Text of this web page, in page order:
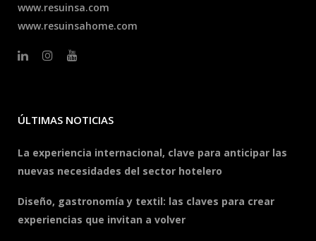
www.resuinsa.com
www.resuinsahome.com
ÚLTIMAS NOTICIAS
La experiencia internacional, clave para anticipar las
nuevas necesidades del sector hotelero
Diseño, gastronomía y textil: las claves para crear
experiencias que invitan a volver